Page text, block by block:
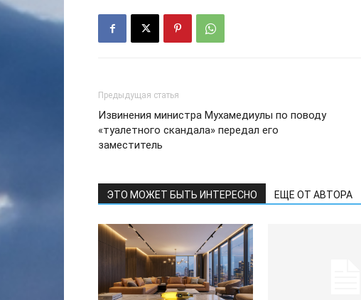
Предыдущая статья
Извинения министра Мухамедиулы по поводу
«туалетного скандала» передал его
заместитель
ЭТО МОЖЕТ БЫТЬ ИНТЕРЕСНО ЕЩЕ ОТ АВТОРА